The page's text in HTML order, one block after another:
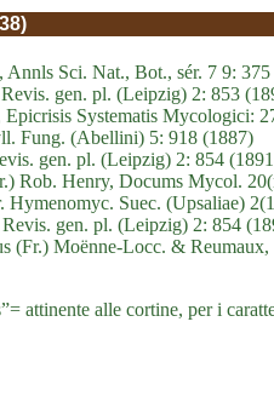
Sci. Nat., Bot., sér. 7 9:
gen. pl. (Leipzig) 2: 853
Epicrisis Systematis Mycologici:
Fung. (Abellini) 5: 918 (1887)
gen. pl. (Leipzig) 2: 854
Rob. Henry, Docums Mycol.
Hymenomyc. Suec. (Upsaliae)
gen. pl. (Leipzig) 2: 854
(Fr.) Moënne-Locc. &
attinente alle cortine, per i